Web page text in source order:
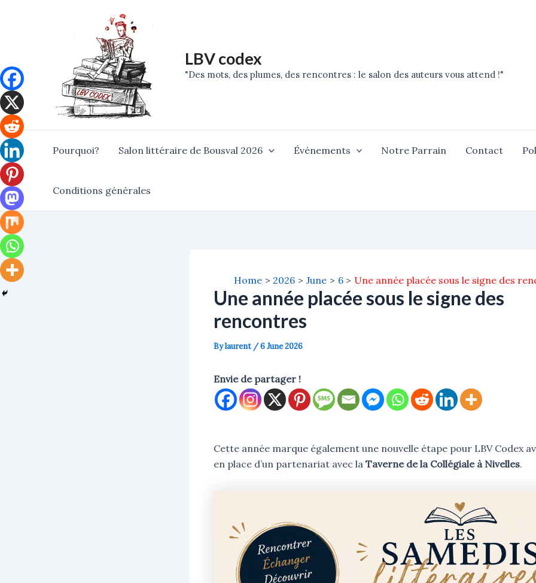
LBV codex
"Des mots, des plumes, des rencontres : le salon des auteurs vous attend !"
Pourquoi? Salon littéraire de Bousval 2026 Événements Notre Parrain Contact
Conditions générales
Home 2026 June 6 Une année placée sous le signe des
Une année placée sous le signe des
rencontres
Bylaurent /6 June 2026
Envie de partager !
Cette année marque également une nouvelle étape pour LBV Codex
en place d’un partenariat avec la Taverne de la Collégiale à Nivelles.